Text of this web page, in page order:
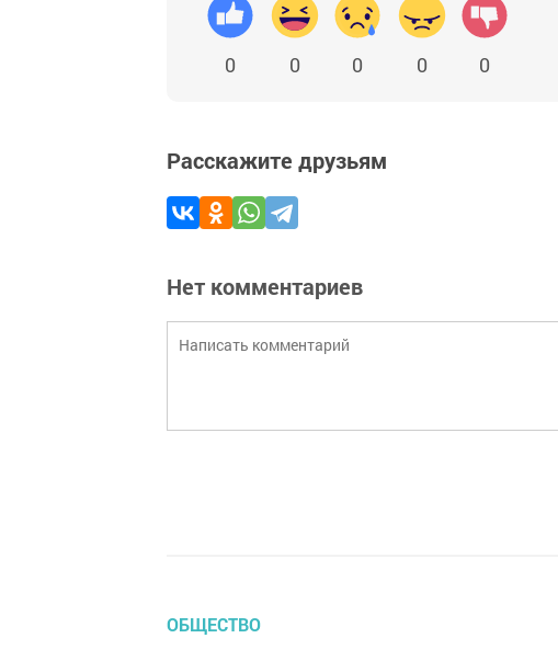
0 0 0 0 0
Расскажите друзьям
Нет комментариев
ОБЩЕСТВО